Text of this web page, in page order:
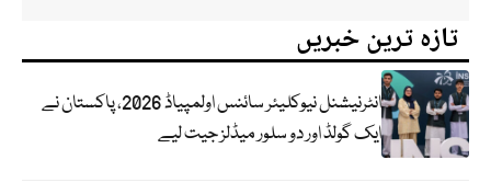
تازہ ترین خبریں
انٹرنیشنل نیوکلیئر سائنس اولمپیاڈ 2026، پاکستان نے
ایک گولڈ اور دو سلور میڈلز جیت لیے